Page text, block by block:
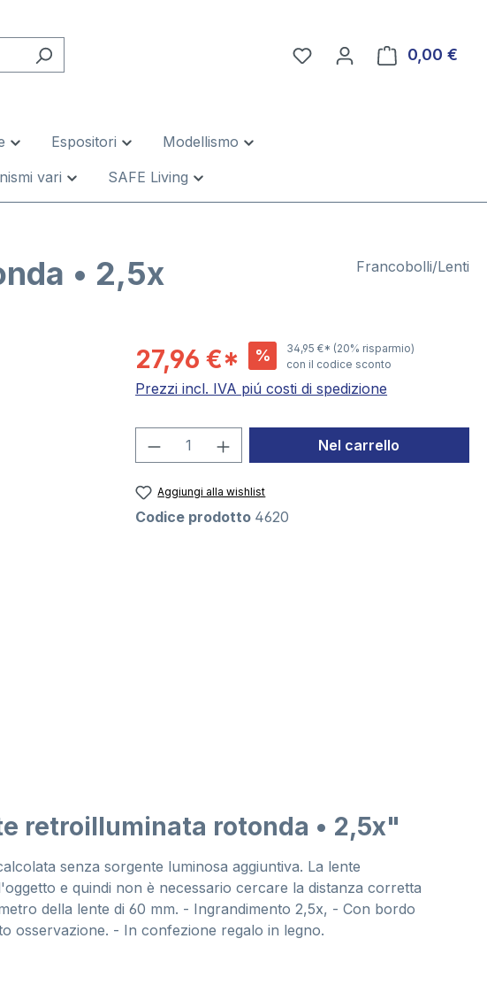
0,00 €
Espositori
Modellismo
vari SAFE Living
• 2,5x Francobolli/Lenti
27,96 €* % 34,95 €* (20% risparmio)
con il codice sconto
Prezzi incl. IVA piú costi di spedizione
Quantità del prodotto: inserisci
Nel carrello
Aggiungi alla wishlist
Codice prodotto 4620
retroilluminata rotonda • 2,5x"
senza sorgente luminosa aggiuntiva. La lente
e quindi non è necessario cercare la distanza corretta
della lente di 60 mm. - Ingrandimento 2,5x, - Con bordo
osservazione. - In confezione regalo in legno.